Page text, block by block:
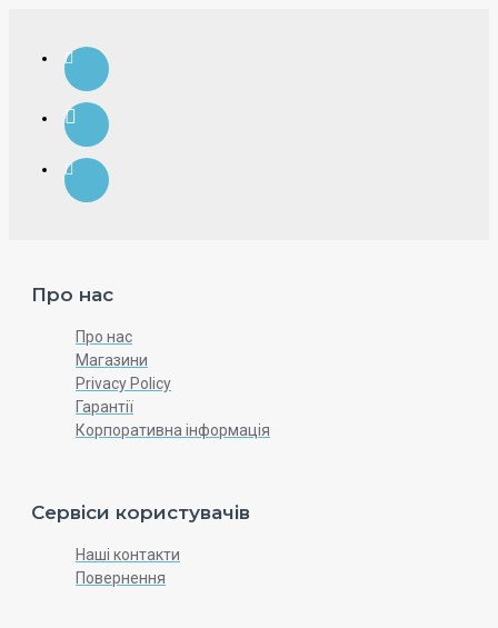
Про нас
Про нас
Магазини
Privacy Policy
Гарантії
Корпоративна інформація
Сервіси користувачів
Наші контакти
Повернення